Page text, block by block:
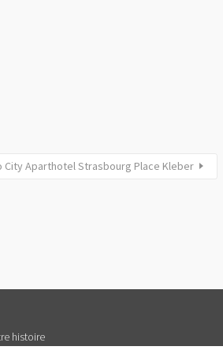
Aparthotel Strasbourg Place Kleber
histoire